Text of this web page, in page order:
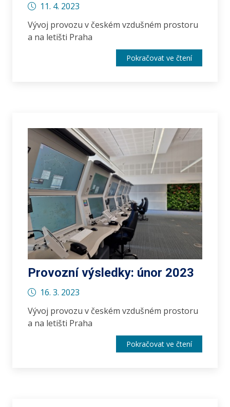
11. 4. 2023
Vývoj provozu v českém vzdušném prostoru
a na letišti Praha
Pokračovat ve čtení
Provozní výsledky: únor 2023
16. 3. 2023
Vývoj provozu v českém vzdušném prostoru
a na letišti Praha
Pokračovat ve čtení